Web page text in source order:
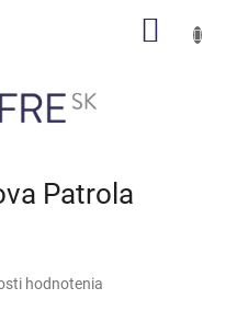
Patrola
hodnotenia